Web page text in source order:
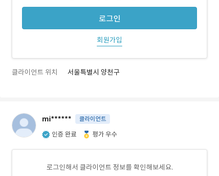
로그인
회원가입
클라이언트 위치 서울특별시 양천구
mi****** 클라이언트
인증 완료 평가 우수
로그인해서 클라이언트 정보를 확인해보세요.